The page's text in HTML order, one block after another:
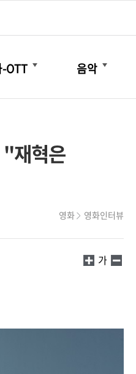
OTT 음악
더보기
"재혁은
영화 영화인터뷰
가